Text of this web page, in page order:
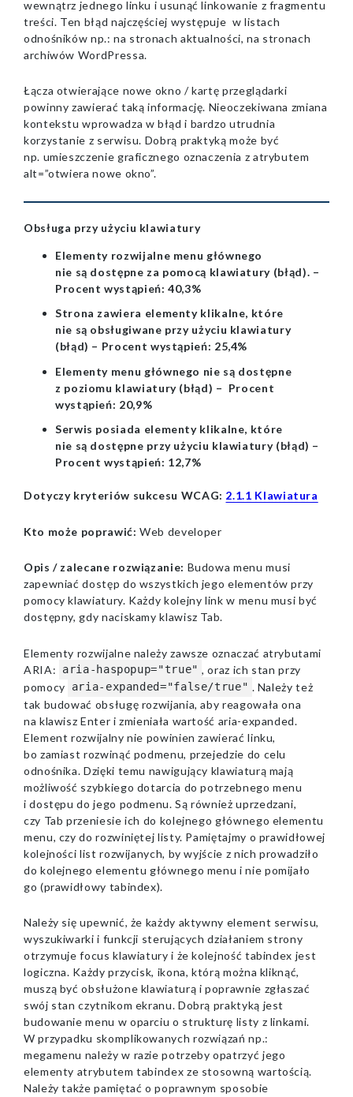
wewnątrz jednego linku i usunąć linkowanie z fragmentu
treści. Ten błąd najczęściej występuje w listach
odnośników np.: na stronach aktualności, na stronach
archiwów WordPressa.
Łącza otwierające nowe okno / kartę przeglądarki
powinny zawierać taką informację. Nieoczekiwana zmiana
kontekstu wprowadza w błąd i bardzo utrudnia
korzystanie z serwisu. Dobrą praktyką może być
np. umieszczenie graficznego oznaczenia z atrybutem
alt=”otwiera nowe okno”.
Obsługa przy użyciu klawiatury
Elementy rozwijalne menu głównego
nie są dostępne za pomocą klawiatury (błąd). –
Procent wystąpień: 40,3%
Strona zawiera elementy klikalne, które
nie są obsługiwane przy użyciu klawiatury
(błąd) – Procent wystąpień: 25,4%
Elementy menu głównego nie są dostępne
z poziomu klawiatury (błąd) – Procent
wystąpień: 20,9%
Serwis posiada elementy klikalne, które
nie są dostępne przy użyciu klawiatury (błąd) –
Procent wystąpień: 12,7%
Dotyczy kryteriów sukcesu WCAG: 2.1.1 Klawiatura
Kto może poprawić: Web developer
Opis / zalecane rozwiązanie: Budowa menu musi
zapewniać dostęp do wszystkich jego elementów przy
pomocy klawiatury. Każdy kolejny link w menu musi być
dostępny, gdy naciskamy klawisz Tab.
Elementy rozwijalne należy zawsze oznaczać atrybutami
ARIA:
aria-haspopup="true" , oraz ich stan przy
pomocy
aria-expanded="false/true" . Należy też
tak budować obsługę rozwijania, aby reagowała ona
na klawisz Enter i zmieniała wartość aria-expanded.
Element rozwijalny nie powinien zawierać linku,
bo zamiast rozwinąć podmenu, przejedzie do celu
odnośnika. Dzięki temu nawigujący klawiaturą mają
możliwość szybkiego dotarcia do potrzebnego menu
i dostępu do jego podmenu. Są również uprzedzani,
czy Tab przeniesie ich do kolejnego głównego elementu
menu, czy do rozwiniętej listy. Pamiętajmy o prawidłowej
kolejności list rozwijanych, by wyjście z nich prowadziło
do kolejnego elementu głównego menu i nie pomijało
go (prawidłowy tabindex).
Należy się upewnić, że każdy aktywny element serwisu,
wyszukiwarki i funkcji sterujących działaniem strony
otrzymuje focus klawiatury i że kolejność tabindex jest
logiczna. Każdy przycisk, ikona, którą można kliknąć,
muszą być obsłużone klawiaturą i poprawnie zgłaszać
swój stan czytnikom ekranu. Dobrą praktyką jest
budowanie menu w oparciu o strukturę listy z linkami.
W przypadku skomplikowanych rozwiązań np.:
megamenu należy w razie potrzeby opatrzyć jego
elementy atrybutem tabindex ze stosowną wartością.
Należy także pamiętać o poprawnym sposobie